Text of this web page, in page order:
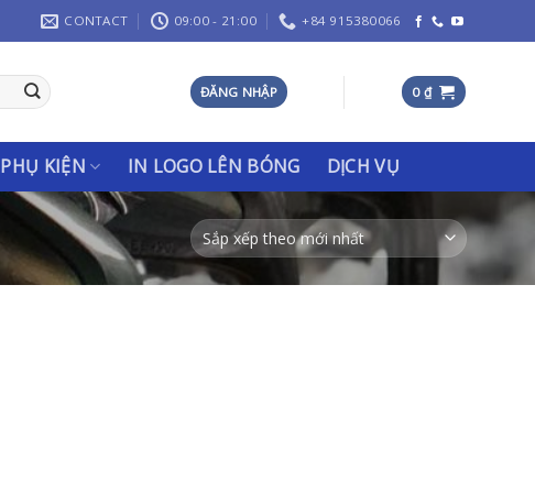
CONTACT 09:00 - 21:00 +84 915380066
ĐĂNG NHẬP 0 ₫
PHỤ KIỆN IN LOGO LÊN BÓNG DỊCH VỤ